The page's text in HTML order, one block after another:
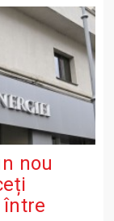
nou